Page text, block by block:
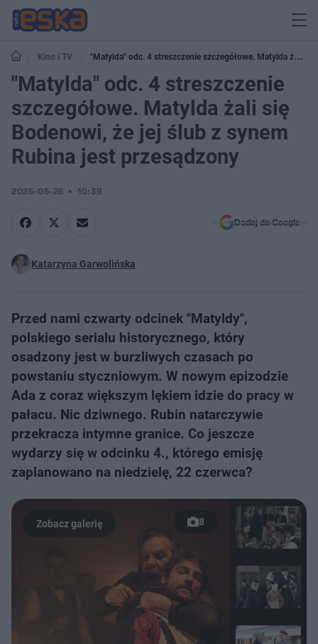
Kino i TV
"Matylda" odc. 4 streszczenie szczegółowe. Matylda żali się
Bodenowi, że jej ślub z synem Rubina jest przesądzony
"Matylda" odc. 4 streszczenie
szczegółowe. Matylda żali się
Bodenowi, że jej ślub z synem
Rubina jest przesądzony
2025-05-26 10:39
Dodaj do Google
Katarzyna Garwolińska
Przed nami czwarty odcinek "Matyldy",
polskiego serialu historycznego, który
osadzony jest w burzliwych czasach po
powstaniu styczniowym. W nowym epizodzie
Ada z coraz większym lękiem idzie do pracy w
pałacu. Nic dziwnego. Rubin natarczywie
przekracza intymne granice. Co jeszcze
wydarzy się w odcinku 4., którego emisję
zaplanowano na niedzielę, 22 czerwca?
8